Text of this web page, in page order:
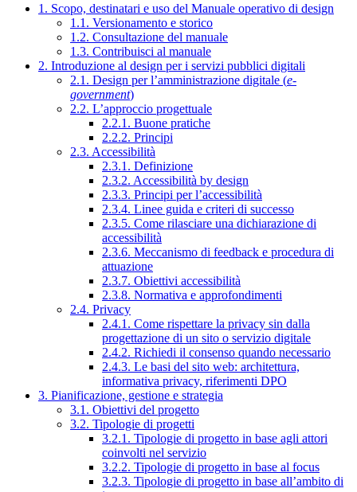
1. Scopo, destinatari e uso del Manuale operativo di design
1.1. Versionamento e storico
1.2. Consultazione del manuale
1.3. Contribuisci al manuale
2. Introduzione al design per i servizi pubblici digitali
2.1. Design per l’amministrazione digitale (e-
government)
2.2. L’approccio progettuale
2.2.1. Buone pratiche
2.2.2. Principi
2.3. Accessibilità
2.3.1. Definizione
2.3.2. Accessibilità by design
2.3.3. Principi per l’accessibilità
2.3.4. Linee guida e criteri di successo
2.3.5. Come rilasciare una dichiarazione di
accessibilità
2.3.6. Meccanismo di feedback e procedura di
attuazione
2.3.7. Obiettivi accessibilità
2.3.8. Normativa e approfondimenti
2.4. Privacy
2.4.1. Come rispettare la privacy sin dalla
progettazione di un sito o servizio digitale
2.4.2. Richiedi il consenso quando necessario
2.4.3. Le basi del sito web: architettura,
informativa privacy, riferimenti DPO
3. Pianificazione, gestione e strategia
3.1. Obiettivi del progetto
3.2. Tipologie di progetti
3.2.1. Tipologie di progetto in base agli attori
coinvolti nel servizio
3.2.2. Tipologie di progetto in base al focus
3.2.3. Tipologie di progetto in base all’ambito di